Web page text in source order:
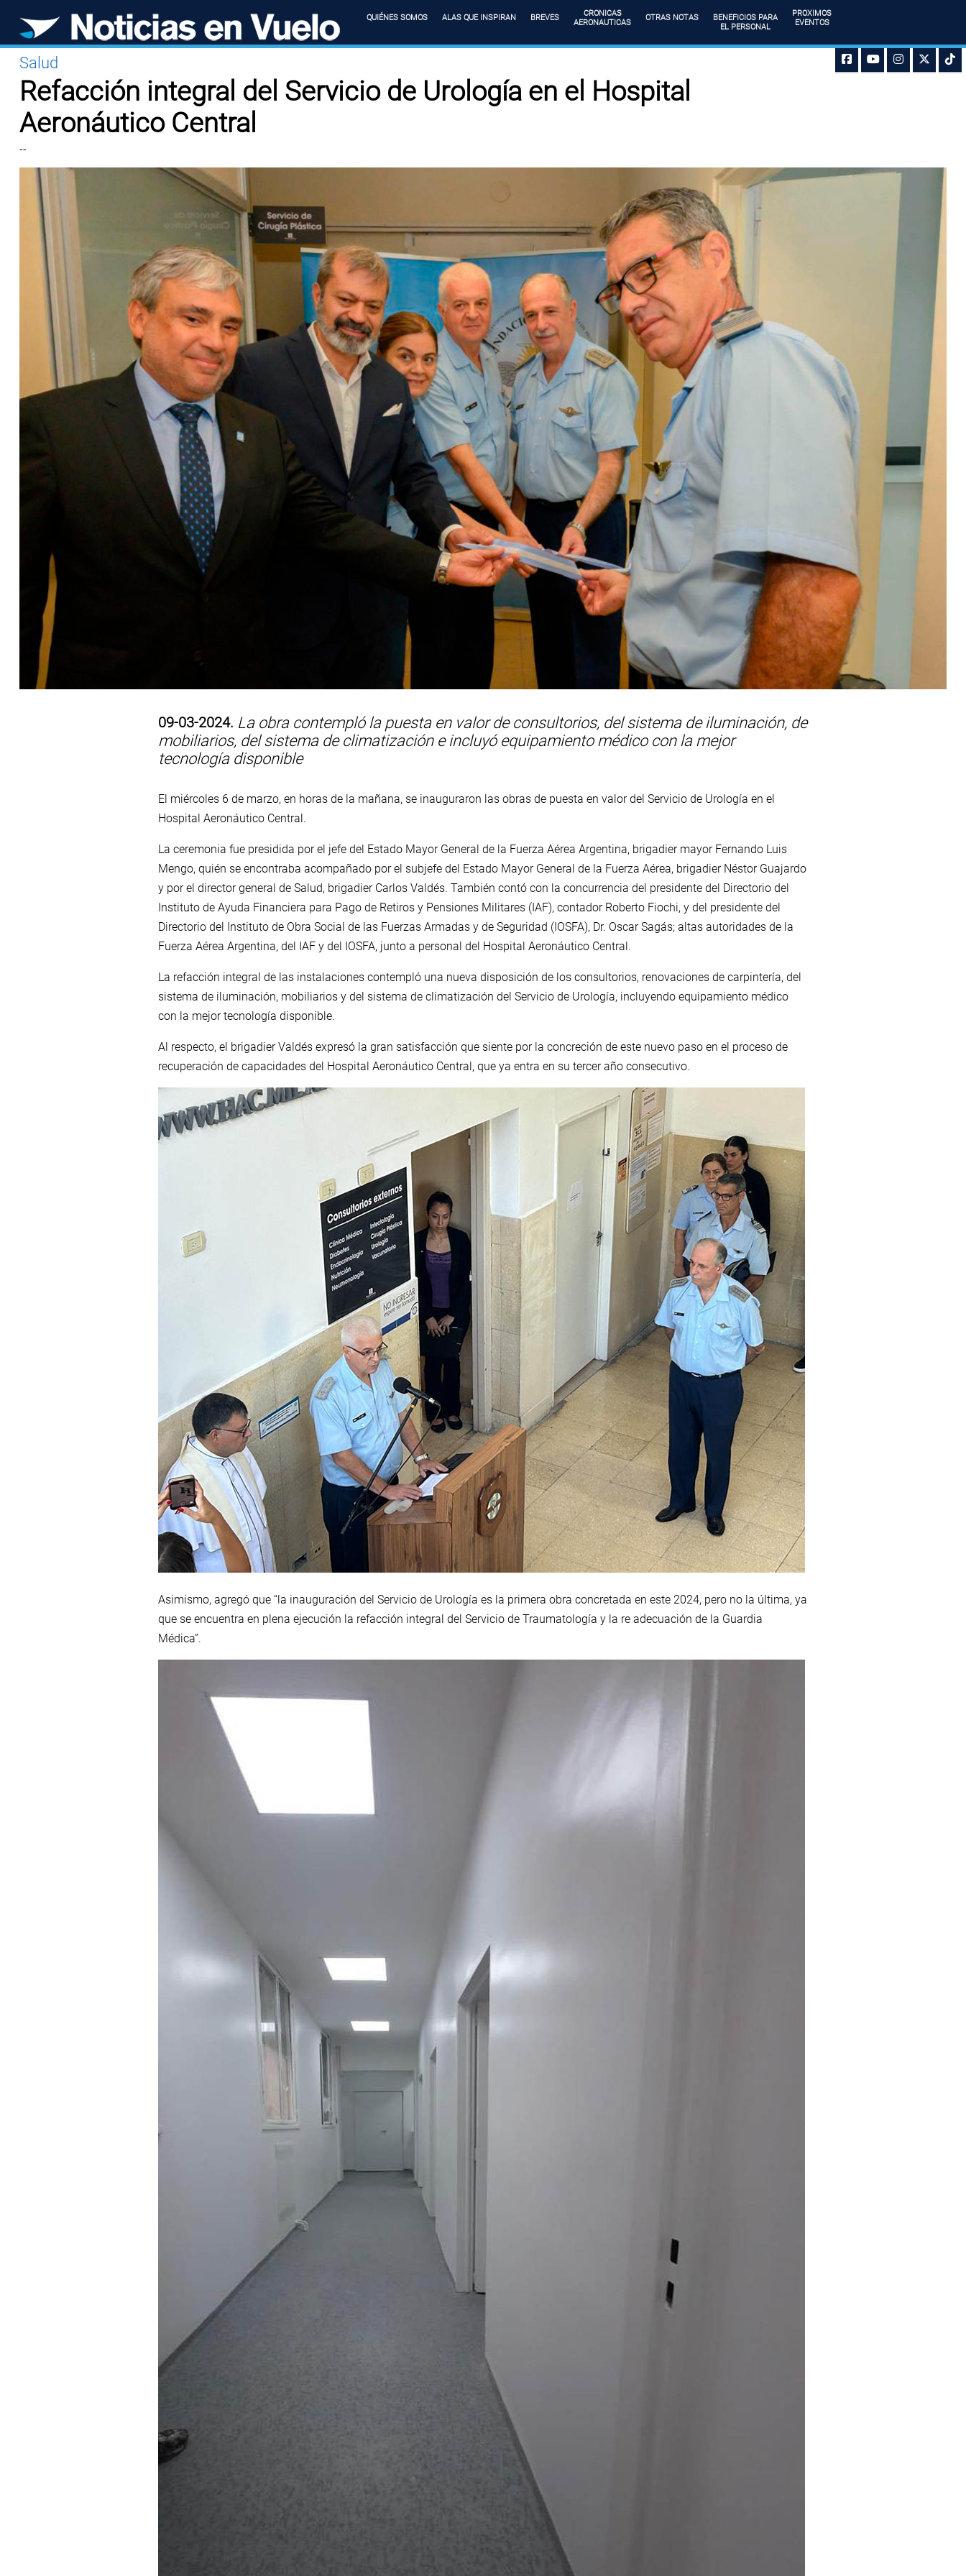
QUIÉNES SOMOS ALAS QUE INSPIRAN BREVES
CRONICAS
AERONAUTICAS
OTRAS NOTAS
BENEFICIOS PARA
EL PERSONAL
PROXIMOS
EVENTOS
Salud
Refacción integral del Servicio de Urología en el Hospital
Aeronáutico Central
--
09-03-2024. La obra contempló la puesta en valor de consultorios, del sistema de iluminación, de
mobiliarios, del sistema de climatización e incluyó equipamiento médico con la mejor
tecnología disponible
El miércoles 6 de marzo, en horas de la mañana, se inauguraron las obras de puesta en valor del Servicio de Urología en el
Hospital Aeronáutico Central.
La ceremonia fue presidida por el jefe del Estado Mayor General de la Fuerza Aérea Argentina, brigadier mayor Fernando Luis
Mengo, quién se encontraba acompañado por el subjefe del Estado Mayor General de la Fuerza Aérea, brigadier Néstor Guajardo
y por el director general de Salud, brigadier Carlos Valdés. También contó con la concurrencia del presidente del Directorio del
Instituto de Ayuda Financiera para Pago de Retiros y Pensiones Militares (IAF), contador Roberto Fiochi, y del presidente del
Directorio del Instituto de Obra Social de las Fuerzas Armadas y de Seguridad (IOSFA), Dr. Oscar Sagás; altas autoridades de la
Fuerza Aérea Argentina, del IAF y del IOSFA, junto a personal del Hospital Aeronáutico Central.
La refacción integral de las instalaciones contempló una nueva disposición de los consultorios, renovaciones de carpintería, del
sistema de iluminación, mobiliarios y del sistema de climatización del Servicio de Urología, incluyendo equipamiento médico
con la mejor tecnología disponible.
Al respecto, el brigadier Valdés expresó la gran satisfacción que siente por la concreción de este nuevo paso en el proceso de
recuperación de capacidades del Hospital Aeronáutico Central, que ya entra en su tercer año consecutivo.
Asimismo, agregó que “la inauguración del Servicio de Urología es la primera obra concretada en este 2024, pero no la última, ya
que se encuentra en plena ejecución la refacción integral del Servicio de Traumatología y la re adecuación de la Guardia
Médica”.